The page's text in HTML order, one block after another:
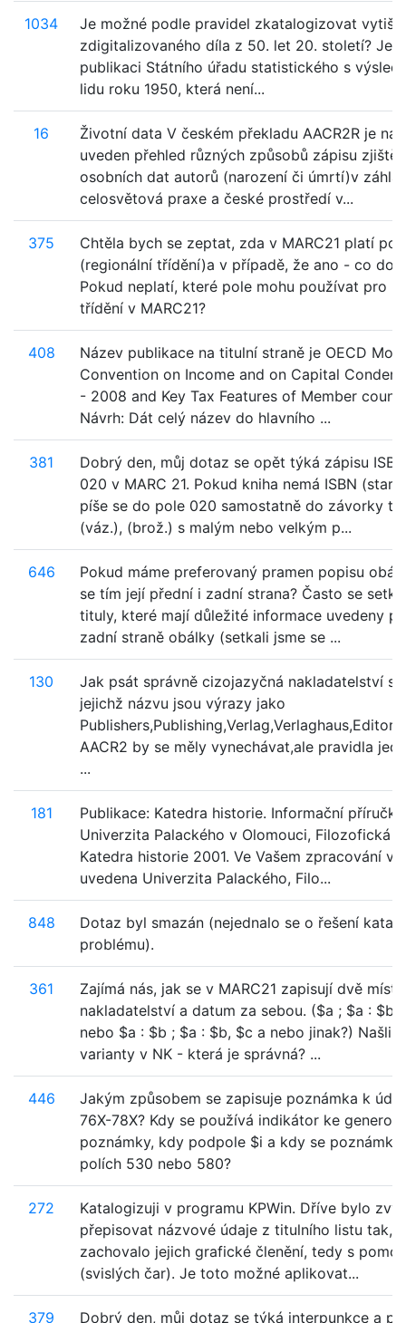
1034
Je možné podle pravidel zkatalogizovat
zdigitalizovaného díla z 50. let 20. století?
publikaci Státního úřadu statistického s
lidu roku 1950, která není...
16
Životní data V českém překladu AACR2R je na
uveden přehled různých způsobů zápisu
osobních dat autorů (narození či úmrtí)v
celosvětová praxe a české prostředí v...
375
Chtěla bych se zeptat, zda v MARC21 platí
(regionální třídění)a v případě, že ano - co do
Pokud neplatí, které pole mohu používat pro
třídění v MARC21?
408
Název publikace na titulní straně je OECD
Convention on Income and on Capital
- 2008 and Key Tax Features of Member
Návrh: Dát celý název do hlavního ...
381
Dobrý den, můj dotaz se opět týká zápisu
020 v MARC 21. Pokud kniha nemá ISBN
píše se do pole 020 samostatně do závorky
(váz.), (brož.) s malým nebo velkým p...
646
Pokud máme preferovaný pramen popisu
se tím její přední i zadní strana? Často se
tituly, které mají důležité informace uvedeny
zadní straně obálky (setkali jsme se ...
130
Jak psát správně cizojazyčná nakladatelství
jejichž názvu jsou výrazy jako
AACR2 by se měly vynechávat,ale pravidla
...
181
Publikace: Katedra historie. Informační
Univerzita Palackého v Olomouci, Filozofická
Katedra historie 2001. Ve Vašem zpracování v
uvedena Univerzita Palackého, Filo...
848
Dotaz byl smazán (nejednalo se o řešení
problému).
361
Zajímá nás, jak se v MARC21 zapisují dvě
nakladatelství a datum za sebou. ($a ; $a : $b
nebo $a : $b ; $a : $b, $c a nebo jinak?) Našli
varianty v NK - která je správná? ...
446
Jakým způsobem se zapisuje poznámka k
76X-78X? Kdy se používá indikátor ke
poznámky, kdy podpole $i a kdy se poznámka
polích 530 nebo 580?
272
Katalogizuji v programu KPWin. Dříve bylo
přepisovat názvové údaje z titulního listu tak,
zachovalo jejich grafické členění, tedy s
(svislých čar). Je toto možné aplikovat...
379 Dobrý den, můj dotaz se týká interpunkce a